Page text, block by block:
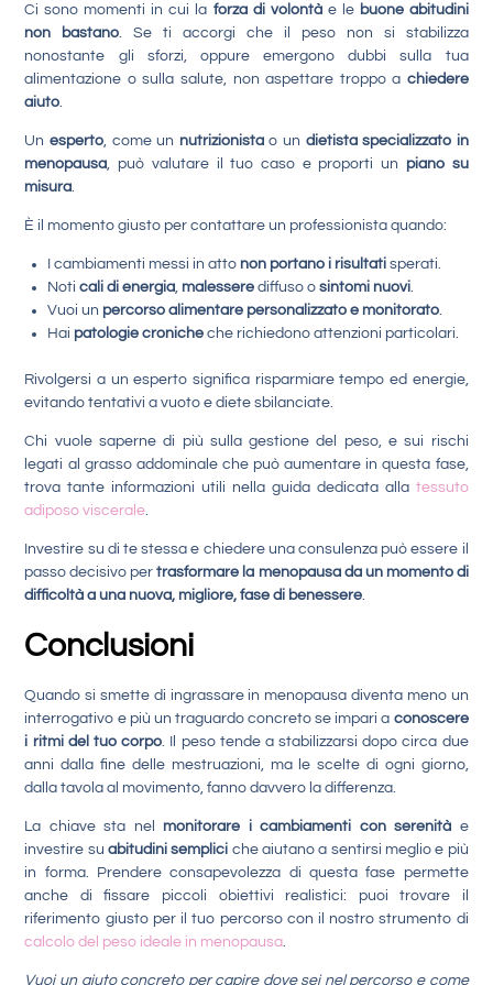
Ci sono momenti in cui la forza di volontàe le buone abitudini
non bastano. Se ti accorgi che il peso non si stabilizza
nonostante gli sforzi, oppure emergono dubbi sulla tua
alimentazione o sulla salute, non aspettare troppo a chiedere
aiuto.
Un esperto, come un nutrizionistao un dietista specializzato in
menopausa, può valutare il tuo caso e proporti un piano su
misura.
È il momento giusto per contattare un professionista quando:
I cambiamenti messi in atto non portano i risultati sperati.
Noticali di energia, malesserediffuso osintomi nuovi.
Vuoi un percorso alimentare personalizzato e monitorato.
Hai patologie croniche che richiedono attenzioni particolari.
Rivolgersi a un esperto significa risparmiare tempo ed energie,
evitando tentativi a vuoto e diete sbilanciate.
Chi vuole saperne di più sulla gestione del peso, e sui rischi
legati al grasso addominale che può aumentare in questa fase,
trova tante informazioni utili nella guida dedicata alla tessuto
adiposo viscerale.
Investire su di te stessa e chiedere una consulenza può essere il
passo decisivo pertrasformare la menopausa da un momento di
difficoltà a una nuova, migliore, fase di benessere.
Conclusioni
Quando si smette di ingrassare in menopausa diventa meno un
interrogativo e più un traguardo concreto se impari a conoscere
i ritmi del tuo corpo. Il peso tende a stabilizzarsi dopo circa due
anni dalla fine delle mestruazioni, ma le scelte di ogni giorno,
dalla tavola al movimento, fanno davvero la differenza.
La chiave sta nel monitorare i cambiamenti con serenità e
investire suabitudini semplici che aiutano a sentirsi meglio e più
in forma. Prendere consapevolezza di questa fase permette
anche di fissare piccoli obiettivi realistici: puoi trovare il
riferimento giusto per il tuo percorso con il nostro strumento di
calcolo del peso ideale in menopausa.
Vuoi un aiuto concreto per capire dove sei nel percorso e come